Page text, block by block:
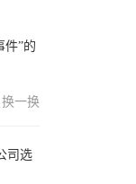
件”的
换一换
司选